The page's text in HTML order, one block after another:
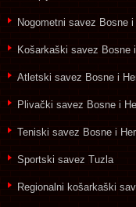
Nogometni savez Bosne
Košarkaški savez Bosne
Atletski savez Bosne i
Plivački savez Bosne i
Teniski savez Bosne i
Sportski savez Tuzla
Regionalni košarkaški